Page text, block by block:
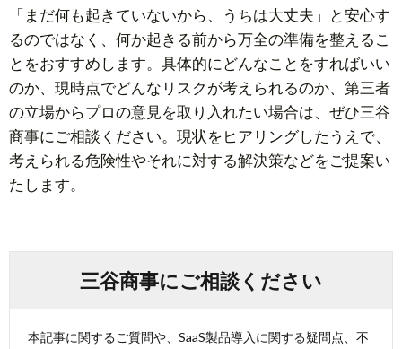
「まだ何も起きていないから、うちは大丈夫」と安心す
るのではなく、何か起きる前から万全の準備を整えるこ
とをおすすめします。具体的にどんなことをすればいい
のか、現時点でどんなリスクが考えられるのか、第三者
の立場からプロの意見を取り入れたい場合は、ぜひ三谷
商事にご相談ください。現状をヒアリングしたうえで、
考えられる危険性やそれに対する解決策などをご提案い
たします。
三谷商事にご相談ください
本記事に関するご質問や、SaaS製品導入に関する疑問点、不